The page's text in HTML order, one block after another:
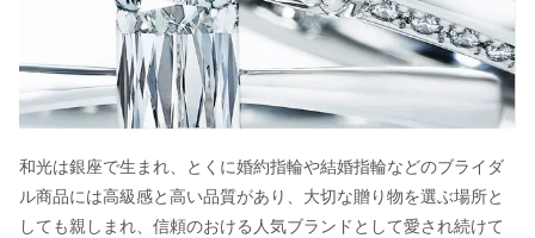
和光は銀座で生まれ、とくに婚約指輪や結婚指輪などのブライダ
ル商品には高級感と高い品質があり、大切な贈り物を選ぶ場所と
しても親しまれ、信頼のおける人気ブランドとして愛され続けて